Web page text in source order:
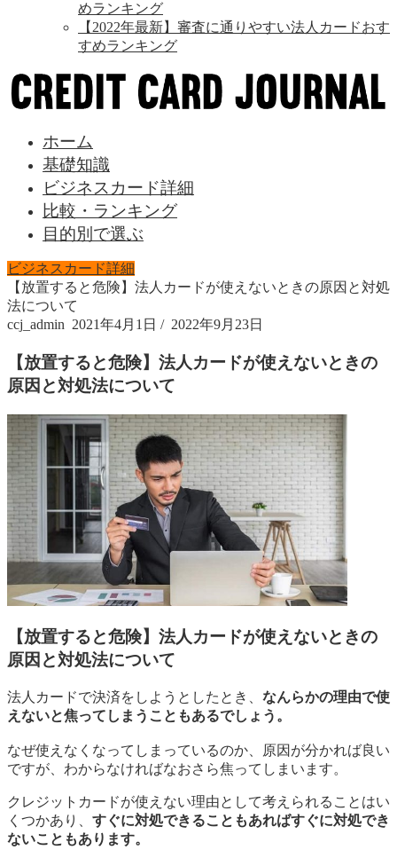
めランキング
【2022年最新】審査に通りやすい法人カードおす
すめランキング
ホーム
基礎知識
ビジネスカード詳細
比較・ランキング
目的別で選ぶ
ビジネスカード詳細
【放置すると危険】法人カードが使えないときの原因と対処
法について
ccj_admin 2021年4月1日 / 2022年9月23日
【放置すると危険】法人カードが使えないときの
原因と対処法について
【放置すると危険】法人カードが使えないときの
原因と対処法について
法人カードで決済をしようとしたとき、 なんらかの理由で使
えないと焦ってしまうこともあるでしょう。
なぜ使えなくなってしまっているのか、原因が分かれば良い
ですが、わからなければなおさら焦ってしまいます。
クレジットカードが使えない理由として考えられることはい
くつかあり、 すぐに対処できることもあればすぐに対処でき
ないこともあります。